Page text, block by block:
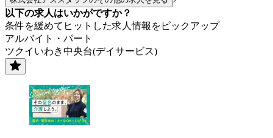
以下の求人はいかがですか？
条件を緩めてヒットした求人情報をピックアップ
アルバイト・パート
ツクイいわき中央台(デイサービス)